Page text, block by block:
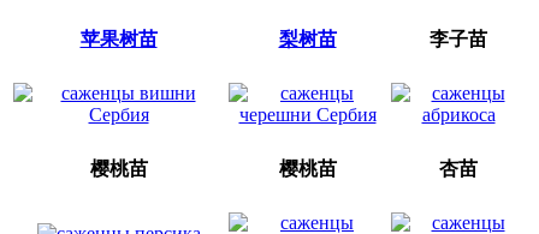
苹果树苗 梨树苗 李子苗
樱桃苗 樱桃苗 杏苗